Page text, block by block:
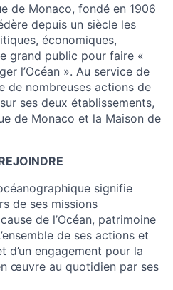
de Monaco, fondé en 1906
depuis un siècle les
économiques,
grand public pour faire «
l’Océan ». Au service de
nombreuses actions de
ses deux établissements,
de Monaco et la Maison de
signifie
de ses missions
de l’Océan, patrimoine
de ses actions et
d’un engagement pour la
œuvre au quotidien par ses